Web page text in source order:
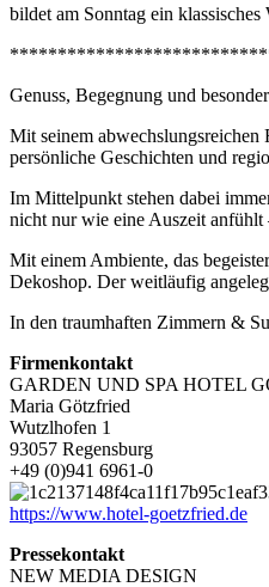
bildet am Sonntag ein
Genuss, Begegnung und
Mit seinem abwechslungsreichen
persönliche Geschichten und
Im Mittelpunkt stehen dabei
nicht nur wie eine Auszeit anfühlt
Mit einem Ambiente, das
Dekoshop. Der weitläufig
In den traumhaften Zimmern &
Firmenkontakt
GARDEN UND SPA HOTEL
Maria Götzfried
Wutzlhofen 1
93057 Regensburg
+49 (0)941 6961-0
https://www.hotel-goetzfried.de
Pressekontakt
NEW MEDIA DESIGN